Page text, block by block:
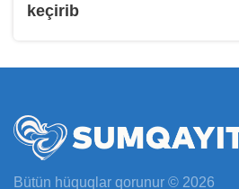
keçirib
Bütün hüquqlar qorunur © 2026